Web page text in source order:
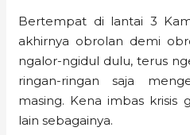
Bertempat di lantai 3
akhirnya obrolan demi
ngalor-ngidul dulu, terus
ringan-ringan saja
masing. Kena imbas krisis
lain sebagainya.